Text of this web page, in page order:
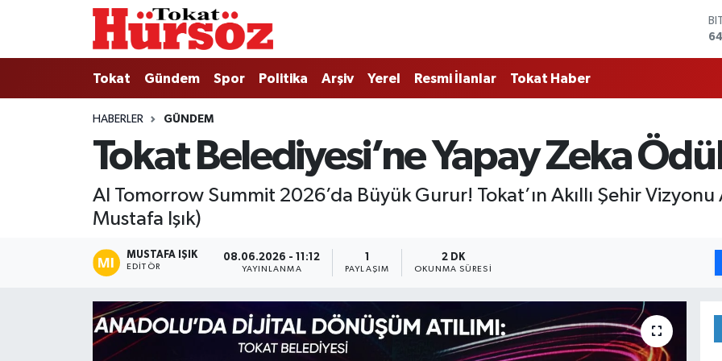
Tokat Gündem Spor Politika Arşiv Yerel Resmi İlanlar Tokat Haber
HABERLER GÜNDEM
Tokat Belediyesi’ne Yapay Zeka
AI Tomorrow Summit 2026’da Büyük Gurur! Tokat’ın Akıllı Şehir
Mustafa Işık)
MUSTAFA IŞIK
EDITÖR
08.06.2026 - 11:12
YAYINLANMA
1
PAYLAŞIM
2 DK
OKUNMA SÜRESI
Tokat
Türkiye Gündemi
Gündem
Politika
Tokat Spor
Nöbetçi Eczaneler
Hava Durumu
Tokat Namaz Vakitleri
Süper Lig Puan Durumu ve Fikstür
Tüm Manşetler
Son Dakika Haberleri
Haber Arşivi